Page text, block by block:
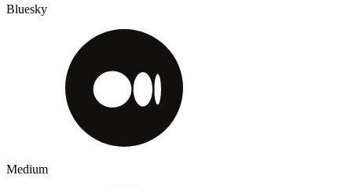
Bluesky
Medium